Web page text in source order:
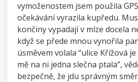
vymoženostem jsem použila
očekávání vyrazila kupředu.
končiny vypadají v mlze docela
když se přede mnou vynořila
úsměvem volala “ulice Křížová
mě na ni jedna slečna ptala”,
bezpečně, že jdu správným